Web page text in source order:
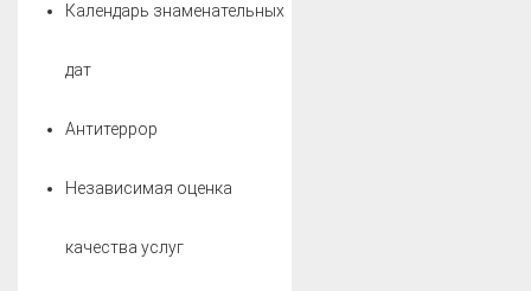
Календарь знаменательных
дат
Антитеррор
Независимая оценка
качества услуг